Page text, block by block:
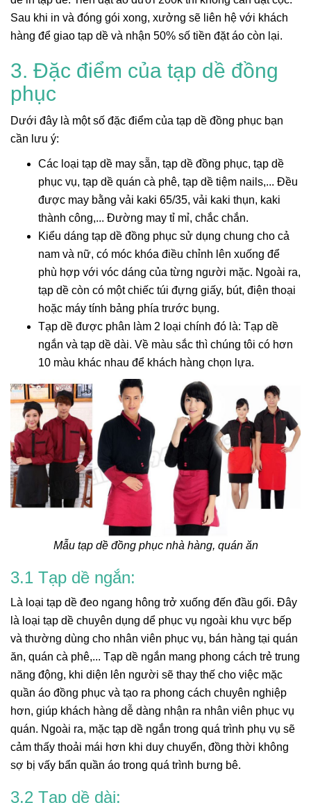
Sau khi in và đóng gói xong, xưởng sẽ liên hệ với khách
hàng để giao tạp dề và nhận 50% số tiền đặt áo còn lại.
3. Đặc điểm của tạp dề đồng
phục
Dưới đây là một số đặc điểm của tạp dề đồng phục bạn
cần lưu ý:
Các loại tạp dề may sẵn, tạp dề đồng phục, tạp dề
phục vụ, tạp dề quán cà phê, tạp dề tiệm nails,... Đều
được may bằng vải kaki 65/35, vải kaki thụn, kaki
thành công,... Đường may tỉ mỉ, chắc chắn.
Kiểu dáng tạp dề đồng phục sử dụng chung cho cả
nam và nữ, có móc khóa điều chỉnh lên xuống để
phù hợp với vóc dáng của từng người mặc. Ngoài ra,
tạp dề còn có một chiếc túi đựng giấy, bút, điện thoại
hoặc máy tính bảng phía trước bụng.
Tạp dề được phân làm 2 loại chính đó là: Tạp dề
ngắn và tạp dề dài. Về màu sắc thì chúng tôi có hơn
10 màu khác nhau để khách hàng chọn lựa.
Mẫu tạp dề đồng phục nhà hàng, quán ăn
3.1 Tạp dề ngắn:
Là loại tạp dề đeo ngang hông trở xuống đến đầu gối. Đây
là loại tạp dề chuyên dụng dể phục vụ ngoài khu vực bếp
và thường dùng cho nhân viên phục vụ, bán hàng tại quán
ăn, quán cà phê,... Tạp dề ngắn mang phong cách trẻ trung
năng động, khi diện lên người sẽ thay thế cho việc mặc
quần áo đồng phục và tạo ra phong cách chuyên nghiệp
hơn, giúp khách hàng dễ dàng nhận ra nhân viên phục vụ
quán. Ngoài ra, mặc tạp dề ngắn trong quá trình phụ vụ sẽ
cảm thấy thoải mái hơn khi duy chuyển, đồng thời không
sợ bị vấy bẩn quần áo trong quá trình bưng bê.
3.2 Tạp dề dài: